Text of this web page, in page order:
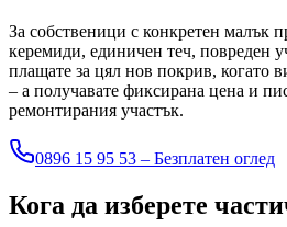
За собственици с конкретен малък
керемиди, единичен теч, повреден
плащате за цял нов покрив, когато
– а получавате фиксирана цена и
ремонтирания участък.
0896 15 95 53 – Безплатен оглед
Кога да изберете